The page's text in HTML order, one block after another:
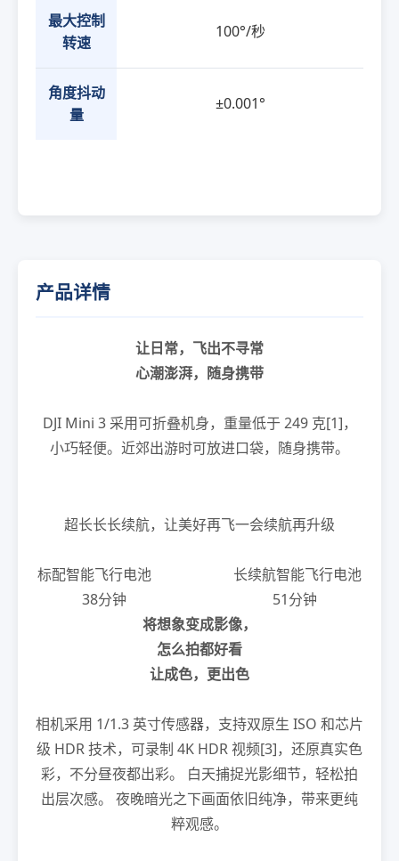
最大控制
转速
100°/秒
角度抖动
量
±0.001°
产品详情
让日常，飞出不寻常
心潮澎湃，随身携带
DJI Mini 3 采用可折叠机身，重量低于 249 克[1]，
小巧轻便。近郊出游时可放进口袋，随身携带。
超长长长续航，让美好再飞一会续航再升级
标配智能飞行电池 长续航智能飞行电池
38分钟 51分钟
将想象变成影像，
怎么拍都好看
让成色，更出色
相机采用 1/1.3 英寸传感器，支持双原生 ISO 和芯片
级 HDR 技术，可录制 4K HDR 视频[3]，还原真实色
彩，不分昼夜都出彩。 白天捕捉光影细节，轻松拍
出层次感。 夜晚暗光之下画面依旧纯净，带来更纯
粹观感。